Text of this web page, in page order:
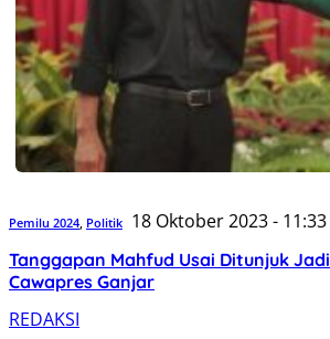
Pemilu 2024, Politik 18 Oktober 2023 - 11:33
Tanggapan Mahfud Usai Ditunjuk Jadi
Cawapres Ganjar
REDAKSI